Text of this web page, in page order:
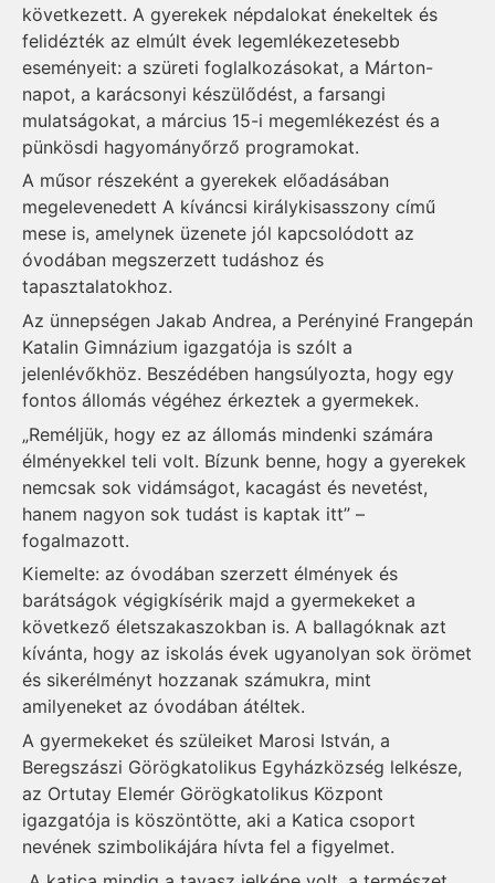
következett. A gyerekek népdalokat énekeltek és
felidézték az elmúlt évek legemlékezetesebb
eseményeit: a szüreti foglalkozásokat, a Márton-
napot, a karácsonyi készülődést, a farsangi
mulatságokat, a március 15-i megemlékezést és a
pünkösdi hagyományőrző programokat.
A műsor részeként a gyerekek előadásában
megelevenedett A kíváncsi királykisasszony című
mese is, amelynek üzenete jól kapcsolódott az
óvodában megszerzett tudáshoz és
tapasztalatokhoz.
Az ünnepségen Jakab Andrea, a Perényiné Frangepán
Katalin Gimnázium igazgatója is szólt a
jelenlévőkhöz. Beszédében hangsúlyozta, hogy egy
fontos állomás végéhez érkeztek a gyermekek.
„Reméljük, hogy ez az állomás mindenki számára
élményekkel teli volt. Bízunk benne, hogy a gyerekek
nemcsak sok vidámságot, kacagást és nevetést,
hanem nagyon sok tudást is kaptak itt” –
fogalmazott.
Kiemelte: az óvodában szerzett élmények és
barátságok végigkísérik majd a gyermekeket a
következő életszakaszokban is. A ballagóknak azt
kívánta, hogy az iskolás évek ugyanolyan sok örömet
és sikerélményt hozzanak számukra, mint
amilyeneket az óvodában átéltek.
A gyermekeket és szüleiket Marosi István, a
Beregszászi Görögkatolikus Egyházközség lelkésze,
az Ortutay Elemér Görögkatolikus Központ
igazgatója is köszöntötte, aki a Katica csoport
nevének szimbolikájára hívta fel a figyelmet.